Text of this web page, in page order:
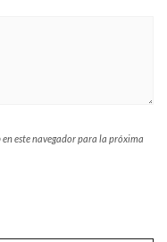
este navegador para la próxima